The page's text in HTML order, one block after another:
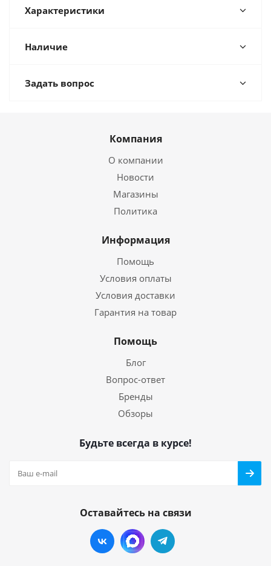
Характеристики
Наличие
Задать вопрос
Компания
О компании
Новости
Магазины
Политика
Информация
Помощь
Условия оплаты
Условия доставки
Гарантия на товар
Помощь
Блог
Вопрос-ответ
Бренды
Обзоры
Будьте всегда в курсе!
Оставайтесь на связи